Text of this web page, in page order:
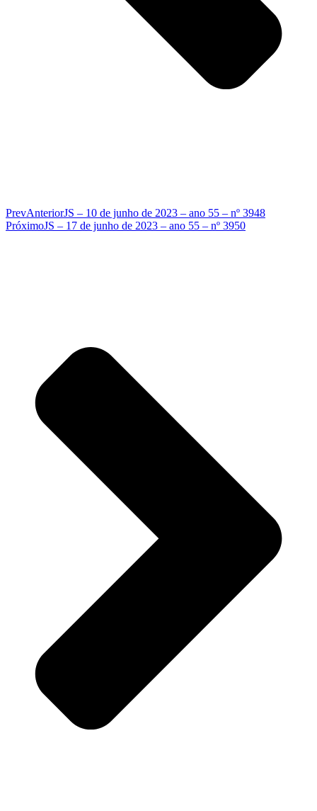
PrevAnteriorJS – 10 de junho de 2023 – ano 55 – nº 3948
PróximoJS – 17 de junho de 2023 – ano 55 – nº 3950